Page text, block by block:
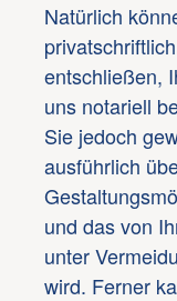
Natürlich
entschließen,
uns notariell
Sie jedoch
ausführlich
und das von
unter
wird. Ferner